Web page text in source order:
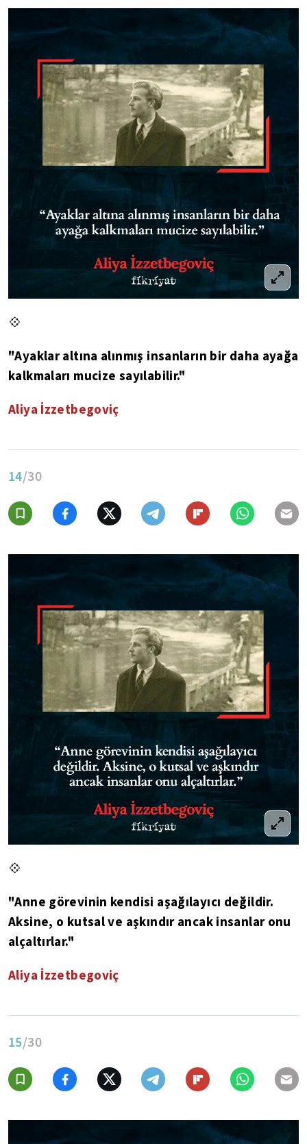
💠
"Ayaklar altına alınmış insanların bir daha ayağa
kalkmaları mucize sayılabilir."
Aliya İzzetbegoviç
14/30
💠
"Anne görevinin kendisi aşağılayıcı değildir.
Aksine, o kutsal ve aşkındır ancak insanlar onu
alçaltırlar."
Aliya İzzetbegoviç
15/30